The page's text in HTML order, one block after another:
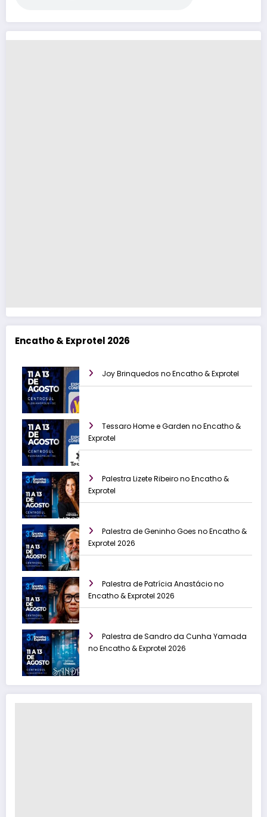
Encatho & Exprotel 2026
Joy Brinquedos no Encatho & Exprotel
Tessaro Home e Garden no Encatho &
Exprotel
Palestra Lizete Ribeiro no Encatho &
Exprotel
Palestra de Geninho Goes no Encatho &
Exprotel 2026
Palestra de Patrícia Anastácio no
Encatho & Exprotel 2026
Palestra de Sandro da Cunha Yamada
no Encatho & Exprotel 2026